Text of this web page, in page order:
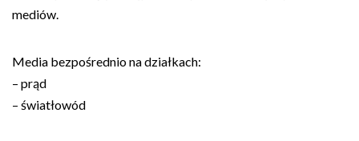
mediów.
Media bezpośrednio na działkach:
– prąd
– światłowód